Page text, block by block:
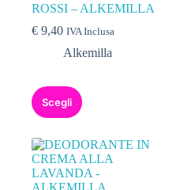
ROSSI – ALKEMILLA
€ 9,40 IVA Inclusa
Alkemilla
Scegli